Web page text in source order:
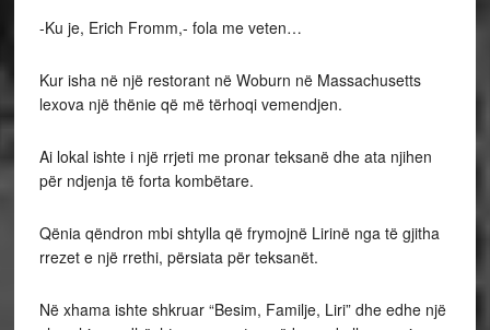
-Ku je, Erich Fromm,- fola me veten…
Kur isha në një restorant në Woburn në Massachusetts
lexova një thënie që më tërhoqi vemendjen.
Ai lokal ishte i një rrjeti me pronar teksanë dhe ata njihen
për ndjenja të forta kombëtare.
Qënia qëndron mbi shtylla që frymojnë Lirinë nga të gjitha
rrezet e një rrethi, përsiata për teksanët.
Në xhama ishte shkruar “Besim, Familje, Liri” dhe edhe një